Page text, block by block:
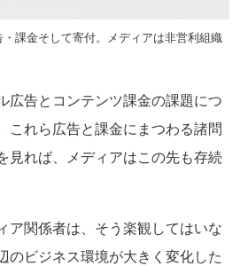
金そして寄付。メディアは非営利組織
告とコンテンツ課金の課題につ
これら広告と課金にまつわる諸問
見れば、メディアはこの先も存続
関係者は、そう楽観してはいな
のビジネス環境が大きく変化した